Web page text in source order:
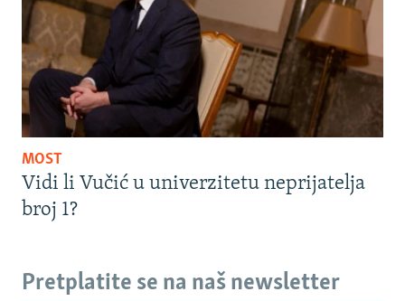
MOST
Vidi li Vučić u univerzitetu neprijatelja
broj 1?
Pretplatite se na naš newsletter